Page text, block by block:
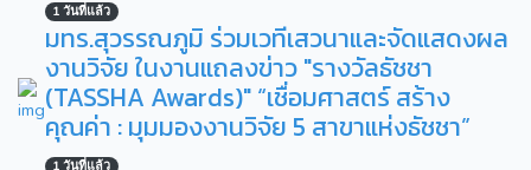
1 วันที่แล้ว
มทร.สุวรรณภูมิ ร่วมเวทีเสวนาและจัดแสดงผล
งานวิจัย ในงานแถลงข่าว "รางวัลธัชชา
(TASSHA Awards)" “เชื่อมศาสตร์ สร้าง
คุณค่า : มุมมองงานวิจัย 5 สาขาแห่งธัชชา”
1 วันที่แล้ว